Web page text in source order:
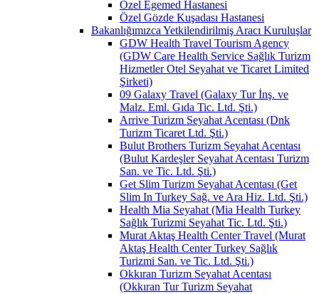
Özel Egemed Hastanesi
Özel Gözde Kuşadası Hastanesi
Bakanlığımızca Yetkilendirilmiş Aracı Kuruluşlar
GDW Health Travel Tourism Agency
(GDW Care Health Service Sağlık Turizm
Hizmetler Otel Seyahat ve Ticaret Limited
Şirketi)
09 Galaxy Travel (Galaxy Tur İnş. ve
Malz. Eml. Gıda Tic. Ltd. Şti.)
Arrive Turizm Seyahat Acentası (Dnk
Turizm Ticaret Ltd. Şti.)
Bulut Brothers Turizm Seyahat Acentası
(Bulut Kardeşler Seyahat Acentası Turizm
San. ve Tic. Ltd. Şti.)
Get Slim Turizm Seyahat Acentası (Get
Slim In Turkey Sağ. ve Ara Hiz. Ltd. Şti.)
Health Mia Seyahat (Mia Health Turkey
Sağlık Turizmi Seyahat Tic. Ltd. Şti.)
Murat Aktaş Health Center Travel (Murat
Aktaş Health Center Turkey Sağlık
Turizmi San. ve Tic. Ltd. Şti.)
Okkıran Turizm Seyahat Acentası
(Okkıran Tur Turizm Seyahat